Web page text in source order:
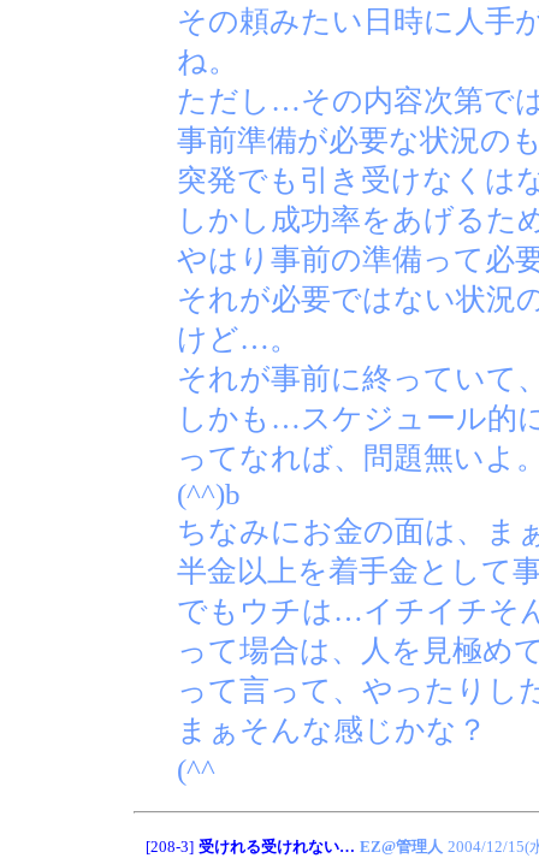
その頼みたい日時に人手
ね。
ただし…その内容次第で
事前準備が必要な状況の
突発でも引き受けなくは
しかし成功率をあげるた
やはり事前の準備って必
それが必要ではない状況
けど…。
それが事前に終っていて
しかも…スケジュール的
ってなれば、問題無いよ
(^^)b
ちなみにお金の面は、ま
半金以上を着手金として
でもウチは…イチイチそ
って場合は、人を見極め
って言って、やったりし
まぁそんな感じかな？
(^^ゞ
[208-3] 受けれる受けれない… EZ@管理人 2004/12/15(